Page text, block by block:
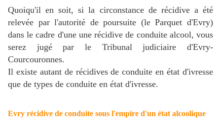
Quoiqu'il en soit, si la circonstance de récidive a été
relevée par l'autorité de poursuite (le Parquet d'Evry)
dans le cadre d'une une récidive de conduite alcool, vous
serez jugé par le Tribunal judiciaire d'Evry-
Courcouronnes.
Il existe autant de récidives de conduite en état d'ivresse
que de types de conduite en état d'ivresse.
Evry récidive de conduite sous l'empire d'un état alcoolique